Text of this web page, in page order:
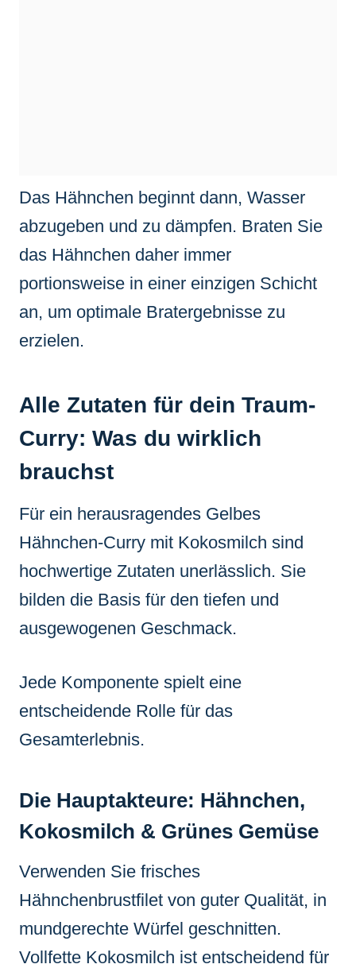
Das Hähnchen beginnt dann, Wasser
abzugeben und zu dämpfen. Braten Sie
das Hähnchen daher immer
portionsweise in einer einzigen Schicht
an, um optimale Bratergebnisse zu
erzielen.
Alle Zutaten für dein Traum-
Curry: Was du wirklich
brauchst
Für ein herausragendes Gelbes
Hähnchen-Curry mit Kokosmilch sind
hochwertige Zutaten unerlässlich. Sie
bilden die Basis für den tiefen und
ausgewogenen Geschmack.
Jede Komponente spielt eine
entscheidende Rolle für das
Gesamterlebnis.
Die Hauptakteure: Hähnchen,
Kokosmilch & Grünes Gemüse
Verwenden Sie frisches
Hähnchenbrustfilet von guter Qualität, in
mundgerechte Würfel geschnitten.
Vollfette Kokosmilch ist entscheidend für